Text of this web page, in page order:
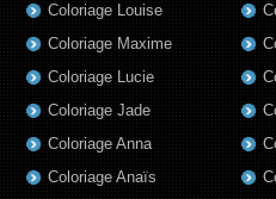
Coloriage Louise
Coloriage Maxime
Coloriage Lucie
Coloriage Jade
Coloriage Anna
Coloriage Anaïs